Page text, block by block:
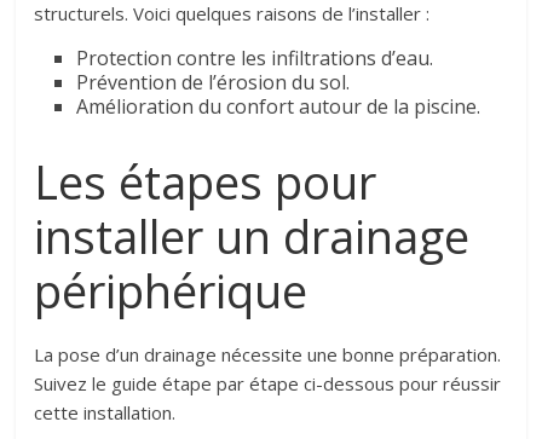
structurels. Voici quelques raisons de l’installer :
Protection contre les infiltrations d’eau.
Prévention de l’érosion du sol.
Amélioration du confort autour de la piscine.
Les étapes pour
installer un drainage
périphérique
La pose d’un drainage nécessite une bonne préparation.
Suivez le guide étape par étape ci-dessous pour réussir
cette installation.